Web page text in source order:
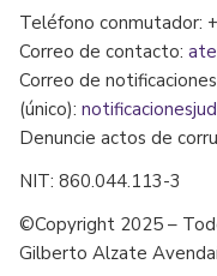
Teléfono conmutador:
Correo de contacto:
Correo de
(único):
Denuncie actos de
NIT: 860.044.113-3
©Copyright 2025 –
Gilberto Alzate